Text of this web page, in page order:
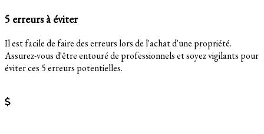
5 erreurs à éviter
Il est facile de faire des erreurs lors de l'achat d'une propriété.
Assurez-vous d'être entouré de professionnels et soyez vigilants pour
éviter ces 5 erreurs potentielles.